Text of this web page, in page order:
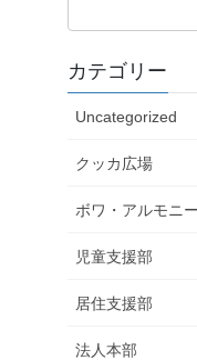
カテゴリー
Uncategorized
クッカ広場
ボワ・アルモニー
児童支援部
居住支援部
法人本部